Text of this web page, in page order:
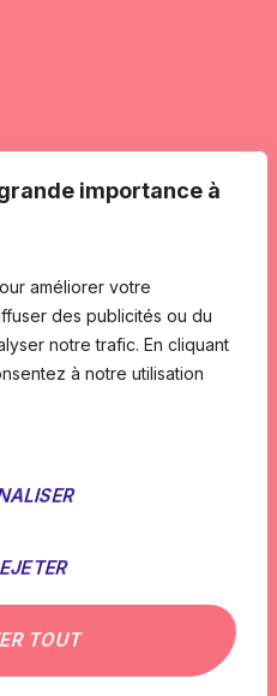
importance à
améliorer votre
des publicités ou du
notre trafic. En cliquant
à notre utilisation
TOUT